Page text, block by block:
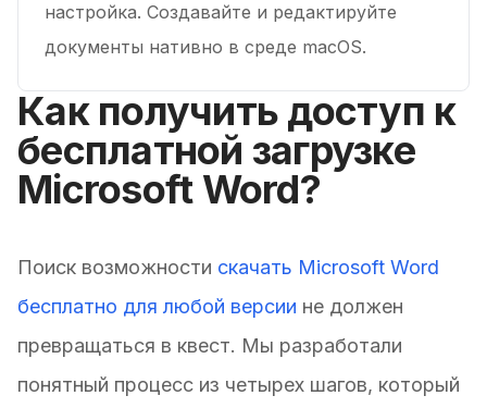
настройка. Создавайте и редактируйте
документы нативно в среде macOS.
Как получить доступ к
бесплатной загрузке
Microsoft Word?
Поиск возможности скачать Microsoft Word
бесплатно для любой версии не должен
превращаться в квест. Мы разработали
понятный процесс из четырех шагов, который